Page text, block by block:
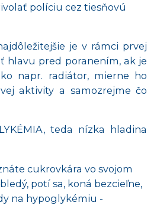
políciu cez tiesňovú
je v rámci prvej
hlavu pred poranením, ak je
napr. radiátor, mierne ho
aktivity a samozrejme čo
teda nízka hladina
cukrovkára vo svojom
potí sa, koná bezcieľne,
na hypoglykémiu -